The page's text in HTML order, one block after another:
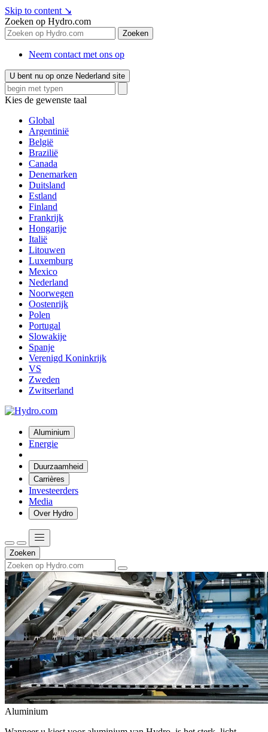
Skip to content ↘
Zoeken op Hydro.com
Zoeken
Neem contact met ons op
U bent nu op onze Nederland site
Kies de gewenste taal
Global
Argentinië
België
Brazilië
Canada
Denemarken
Duitsland
Estland
Finland
Frankrijk
Hongarije
Italië
Litouwen
Luxemburg
Mexico
Nederland
Noorwegen
Oostenrijk
Polen
Portugal
Slowakije
Spanje
Verenigd Koninkrijk
VS
Zweden
Zwitserland
Aluminium
Energie
Duurzaamheid
Carrières
Investeerders
Media
Over Hydro
Zoeken
Aluminium